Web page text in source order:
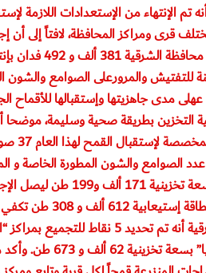
تم الإنتهاء من الإستعدادات اللازمة
قرى ومراكز المحافظة، لافتاً إلى أن
المنزرعة قمح هذا الموسم
والمرورعلى الصوامع والشون
مدى جاهزيتها وإستقبالها للأقماح
التخزين بطريقة صحية وسليمة،
الصوامع
109 طن ، وإجمالي عدد الصوامع والشون المطورة
و شونة مطورة حكومية و قطاع خاص
المحافظة من القمح. وأشارمحافظ الشرقية أنه تم تحديد 5
الصالحية – ديرب نجم – أبو